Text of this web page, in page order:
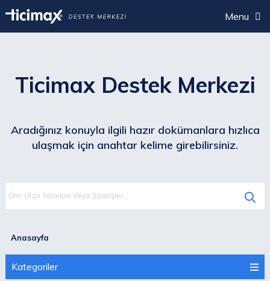
Menu
Ticimax Destek Merkezi
Aradığınız konuyla ilgili hazır dokümanlara hızlıca
ulaşmak için anahtar kelime girebilirsiniz.
Anasayfa
Kategoriler